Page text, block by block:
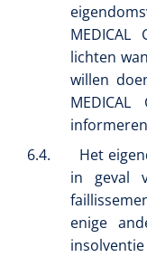
MaiMed-porefix
lichten
willen
6.4.
Het
in geval
enige